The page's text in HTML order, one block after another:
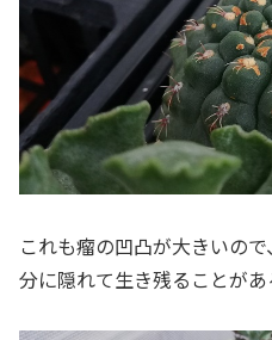
これも瘤の凹凸が大きいの
分に隠れて生き残ることがあ